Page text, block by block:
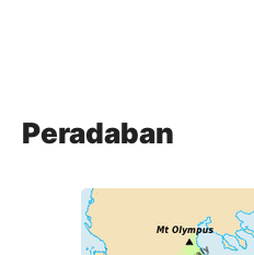
Peradaban